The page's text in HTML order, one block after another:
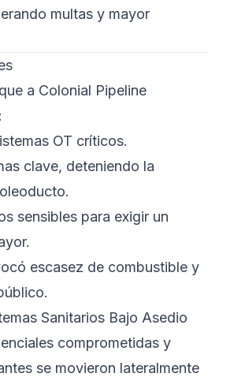
multas y mayor
a Colonial Pipeline
OT críticos.
clave, deteniendo la
sensibles para exigir un
escasez de combustible y
Sanitarios Bajo Asedio
comprometidas y
se movieron lateralmente